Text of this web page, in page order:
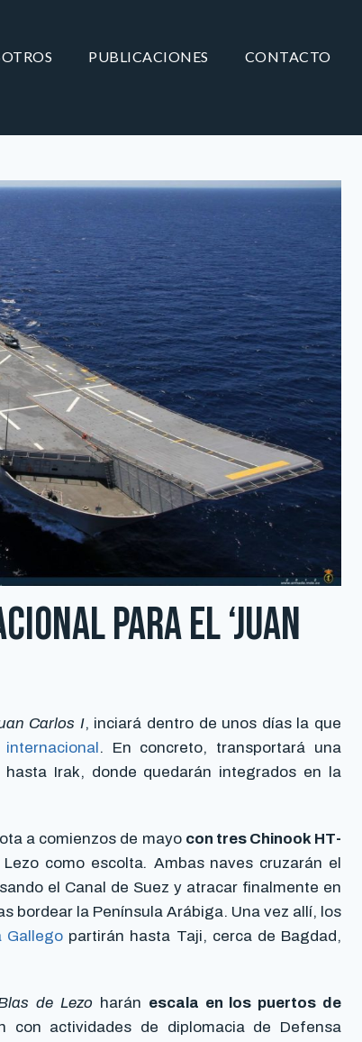
PUBLICACIONES CONTACTO
para el ‘Juan
Carlos I, inciará dentro de unos días la que
. En concreto, transportará una
Irak, donde quedarán integrados en la
a comienzos de mayo con tres Chinook HT-
como escolta. Ambas naves cruzarán el
el Canal de Suez y atracar finalmente en
bordear la Península Arábiga. Una vez allí, los
Gallego partirán hasta Taji, cerca de Bagdad,
de Lezo harán escala en los puertos de
con actividades de diplomacia de Defensa